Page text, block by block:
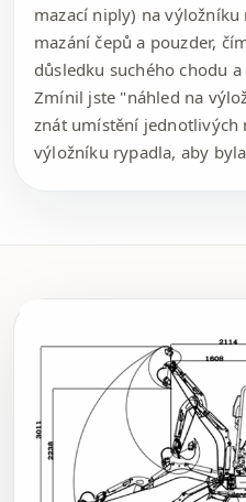
mazací niply) na
mazání čepů a pouzder,
důsledku suchého chodu
Zmínil jste "náhled na
znát umístění jednotlivých
výložníku rypadla, aby